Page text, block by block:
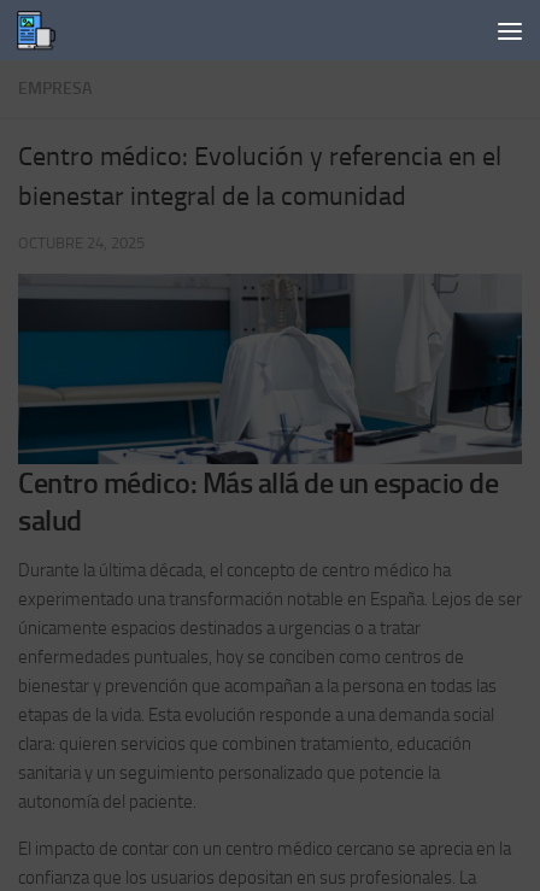
Saltar al contenido
EMPRESA
Centro médico: Evolución y referencia en el
bienestar integral de la comunidad
OCTUBRE 24, 2025
Centro médico: Más allá de un espacio de
salud
Durante la última década, el concepto de centro médico ha
experimentado una transformación notable en España. Lejos de ser
únicamente espacios destinados a urgencias o a tratar
enfermedades puntuales, hoy se conciben como centros de
bienestar y prevención que acompañan a la persona en todas las
etapas de la vida. Esta evolución responde a una demanda social
clara: quieren servicios que combinen tratamiento, educación
sanitaria y un seguimiento personalizado que potencie la
autonomía del paciente.
El impacto de contar con un centro médico cercano se aprecia en la
confianza que los usuarios depositan en sus profesionales. La